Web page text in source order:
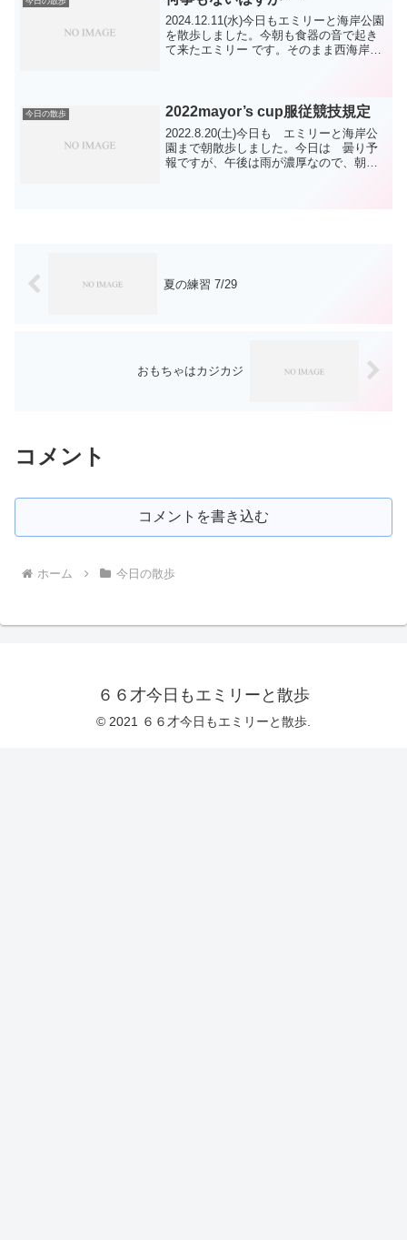
2024.12.11(水)今日もエミリーと海岸公園
を散歩しました。今朝も食器の音で起き
て来たエミリー です。そのまま西海岸へ
TP君 ...
今日の散歩 2022mayor’s cup服従競技規定
2022.8.20(土)今日も エミリーと海岸公
園まで朝散歩しました。今日は 曇り予
報ですが、午後は雨が濃厚なので、朝ん
夏の練習 7/29
おもちゃはカジカジ
コメント
コメントを書き込む
ホーム 今日の散歩
６６才今日もエミリーと散歩
© 2021 ６６才今日もエミリーと散歩.